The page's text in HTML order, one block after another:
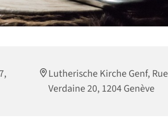
Lutherische Kirche Genf, Rue
Verdaine 20, 1204 Genève